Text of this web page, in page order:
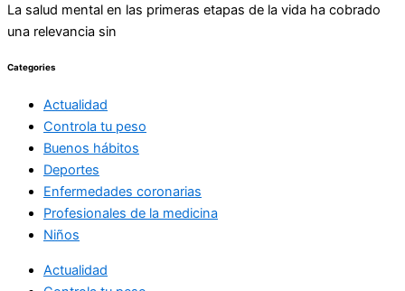
La salud mental en las primeras etapas de la vida ha cobrado
una relevancia sin
Categories
Actualidad
Controla tu peso
Buenos hábitos
Deportes
Enfermedades coronarias
Profesionales de la medicina
Niños
Actualidad